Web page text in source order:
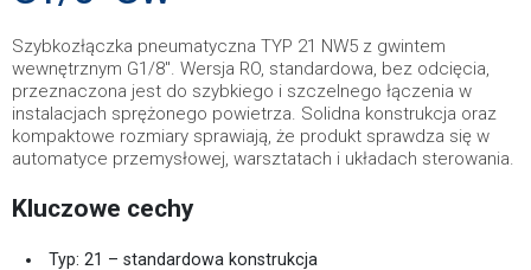
Szybkozłączka pneumatyczna TYP 21 NW5 z gwintem
wewnętrznym G1/8". Wersja RO, standardowa, bez odcięcia,
przeznaczona jest do szybkiego i szczelnego łączenia w
instalacjach sprężonego powietrza. Solidna konstrukcja oraz
kompaktowe rozmiary sprawiają, że produkt sprawdza się w
automatyce przemysłowej, warsztatach i układach sterowania.
Kluczowe cechy
Typ: 21 – standardowa konstrukcja